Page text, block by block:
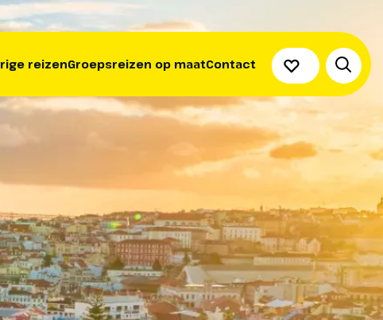
reizenGroepsreizen op maatContact